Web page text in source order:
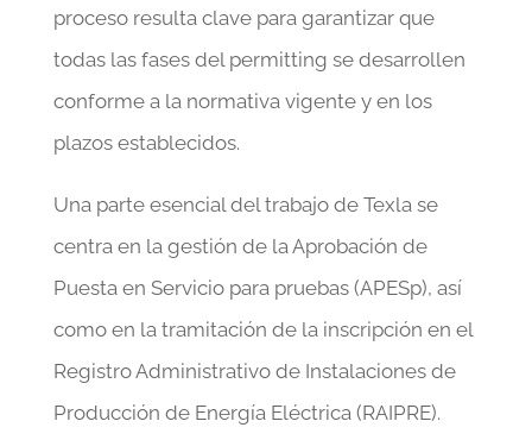
proceso resulta clave para garantizar que
todas las fases del permitting se desarrollen
conforme a la normativa vigente y en los
plazos establecidos.
Una parte esencial del trabajo de Texla se
centra en la gestión de la Aprobación de
Puesta en Servicio para pruebas (APESp), así
como en la tramitación de la inscripción en el
Registro Administrativo de Instalaciones de
Producción de Energía Eléctrica (RAIPRE).